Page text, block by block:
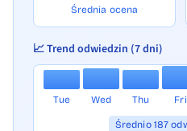
Średnia ocena
📈 Trend odwiedzin (7 dni)
Tue Wed Thu Fri
Średnio 187